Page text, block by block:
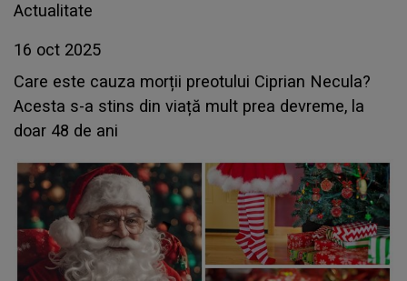
Actualitate
16 oct 2025
Care este cauza morții preotului Ciprian Necula?
Acesta s-a stins din viață mult prea devreme, la
doar 48 de ani